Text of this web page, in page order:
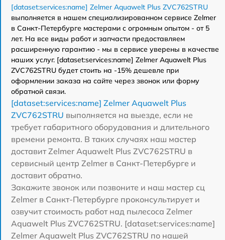
[dataset:services:name] Zelmer Aquawelt Plus ZVC762STRU
выполняется в нашем специализированном сервисе Zelmer
в Санкт-Петербурге мастерами с огромным опытом - от 5
лет. На все виды работ и запчасти предоставляем
расширенную гарантию - мы в сервисе уверены в качестве
наших услуг. [dataset:services:name] Zelmer Aquawelt Plus
ZVC762STRU будет стоить на -15% дешевле при
оформлении заказа на сайте через звонок или форму
обратной связи.
[dataset:services:name] Zelmer Aquawelt Plus
ZVC762STRU выполняется на выезде, если не
требует габаритного оборудования и длительного
времени ремонта. В таких случаях наш мастер
доставит Zelmer Aquawelt Plus ZVC762STRU в
сервисный центр Zelmer в Санкт-Петербурге и
доставит обратно.
Закажите звонок или позвоните и наш мастер сц
Zelmer в Санкт-Петербурге проконсультирует и
озвучит стоимость работ над пылесоса Zelmer
Aquawelt Plus ZVC762STRU. [dataset:services:name]
Zelmer Aquawelt Plus ZVC762STRU по нашей